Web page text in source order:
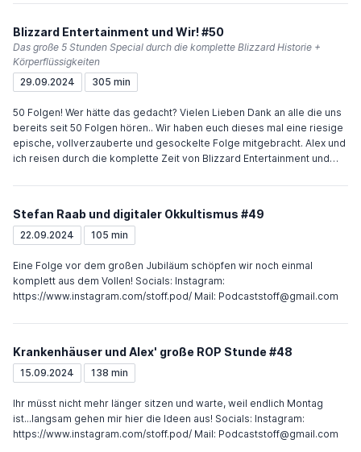
alt! Socials: Instagram: https://www.instagram.com/stoff.pod/ Mail:
Blizzard Entertainment und Wir! #50
Das große 5 Stunden Special durch die komplette Blizzard Historie +
Körperflüssigkeiten
29.09.2024
305 min
50 Folgen! Wer hätte das gedacht? Vielen Lieben Dank an alle die uns
bereits seit 50 Folgen hören.. Wir haben euch dieses mal eine riesige
epische, vollverzauberte und gesockelte Folge mitgebracht. Alex und
ich reisen durch die komplette Zeit von Blizzard Entertainment und
für euch raus! Lasst uns gerne eine Nachricht da, da die Folge echt
Anbei noch die
Shownotes:https://en.wikipedia.org/wiki/List_of_Blizzard_Entertainmen
ww.youtube.com/watch?
v=67BFdPVKYjk https://youtu.be/XgwEDjSNa6A?
si=Pcm4jvKK8QlNM3Xo https://www.shacknews.com/article/125927/w
blizzard https://www.destructoid.com/activision-blizzard-lawsuit-
california/ https://www.ign.com/articles/activision-blizzard-lawsuit-
timeline-the-story-so-
wiki/Blitzchung_controversy Socials: Instagram:
https://www.instagram.com/stoff.pod/ Mail: Podcaststoff@gmail.com
Stefan Raab und digitaler Okkultismus #49
22.09.2024 105 min
Eine Folge vor dem großen Jubiläum schöpfen wir noch einmal
komplett aus dem Vollen! Socials: Instagram:
https://www.instagram.com/stoff.pod/ Mail: Podcaststoff@gmail.com
Krankenhäuser und Alex' große ROP Stunde #48
15.09.2024 138 min
Ihr müsst nicht mehr länger sitzen und warte, weil endlich Montag
ist...langsam gehen mir hier die Ideen aus! Socials: Instagram:
https://www.instagram.com/stoff.pod/ Mail: Podcaststoff@gmail.com